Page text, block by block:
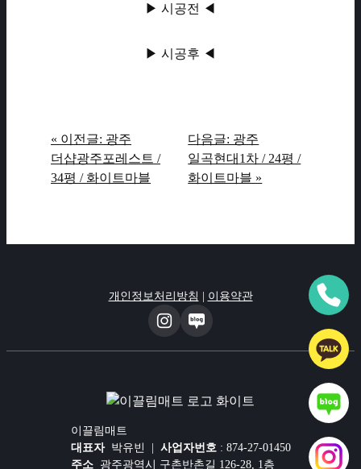
▶ 시공전 ◀
▶ 시공후 ◀
« 이전글: 광주
더샵광주포레스트 /
34평 / 화이트마블
다음글: 광주
일곡현대1차 / 24평 /
화이트마블 »
개인정보처리방침 | 이용약관
이끌림매트
대표자박유빈 | 사업자번호 : 874-27-01450
주소광주광역시 구촌반촌길 126-28, 1층